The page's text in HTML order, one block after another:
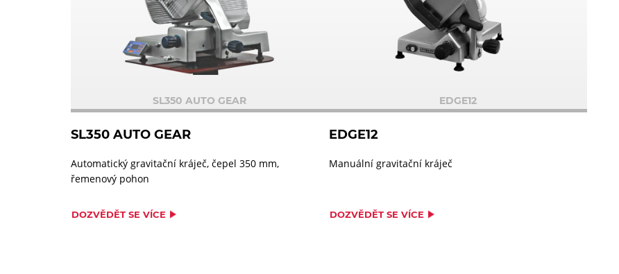
SL350 AUTO GEAR
SL350 AUTO GEAR
Automatický gravitační kráječ, čepel 350 mm,
řemenový pohon
DOZVĚDĚT SE VÍCE
EDGE12
EDGE12
Manuální gravitační kráječ
DOZVĚDĚT SE VÍCE